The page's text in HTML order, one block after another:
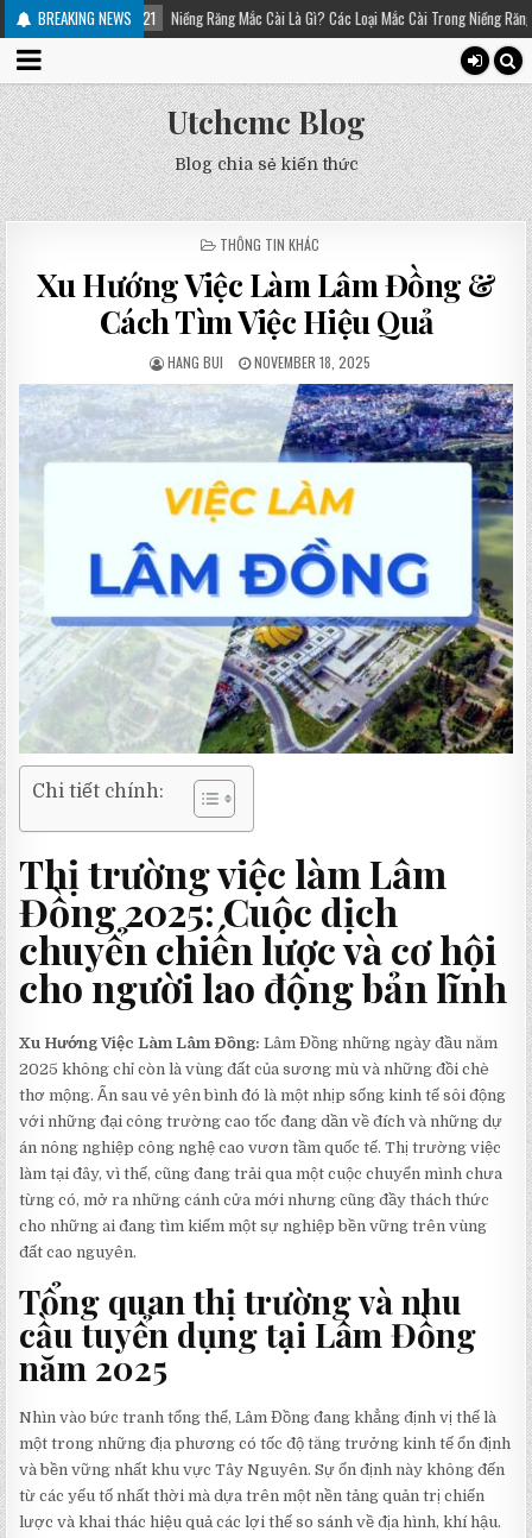
BREAKING NEWS
Niềng Răng Mắc Cài Là Gì? Các Loại Mắc Cài Trong Niềng Răng – Platinum Dental
Utchcmc Blog
Blog chia sẻ kiến thức
POSTED
THÔNG TIN KHÁC
Xu Hướng Việc Làm Lâm Đồng &
Cách Tìm Việc Hiệu Quả
HANG BUI NOVEMBER 18, 2025
Chi tiết chính:
Thị trường việc làm Lâm
Đồng 2025: Cuộc dịch
chuyển chiến lược và cơ hội
cho người lao động bản lĩnh
Xu Hướng Việc Làm Lâm Đồng: Lâm Đồng những ngày đầu năm
2025 không chỉ còn là vùng đất của sương mù và những đồi chè
thơ mộng. Ẩn sau vẻ yên bình đó là một nhịp sống kinh tế sôi động
với những đại công trường cao tốc đang dần về đích và những dự
án nông nghiệp công nghệ cao vươn tầm quốc tế. Thị trường việc
làm tại đây, vì thế, cũng đang trải qua một cuộc chuyển mình chưa
từng có, mở ra những cánh cửa mới nhưng cũng đầy thách thức
cho những ai đang tìm kiếm một sự nghiệp bền vững trên vùng
đất cao nguyên.
Tổng quan thị trường và nhu
cầu tuyển dụng tại Lâm Đồng
năm 2025
Nhìn vào bức tranh tổng thể, Lâm Đồng đang khẳng định vị thế là
một trong những địa phương có tốc độ tăng trưởng kinh tế ổn định
và bền vững nhất khu vực Tây Nguyên. Sự ổn định này không đến
từ các yếu tố nhất thời mà dựa trên một nền tảng quản trị chiến
lược và khai thác hiệu quả các lợi thế so sánh về địa hình, khí hậu.